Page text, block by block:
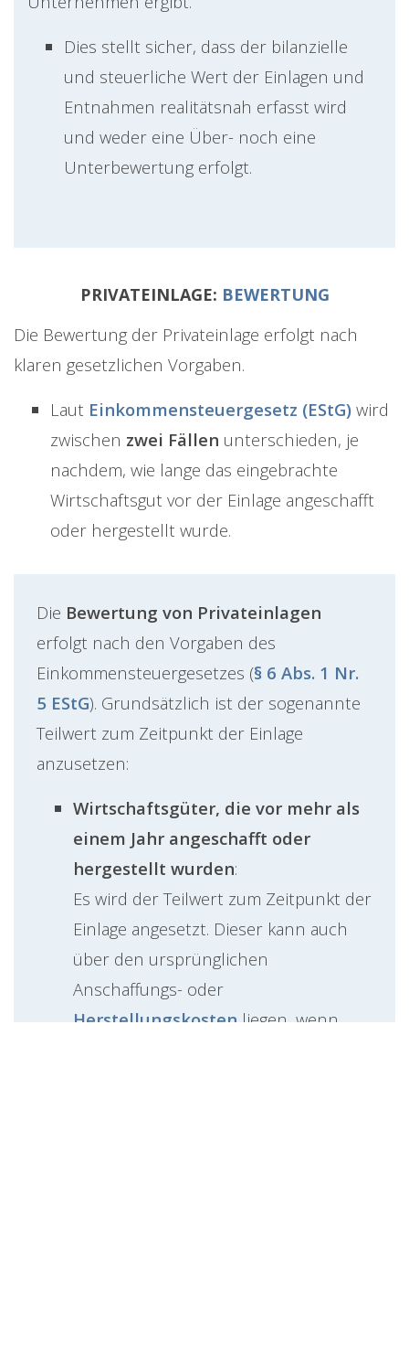
Dies stellt sicher, dass der bilanzielle
und steuerliche Wert der Einlagen und
Entnahmen realitätsnah erfasst wird
und weder eine Über- noch eine
Unterbewertung erfolgt.
PRIVATEINLAGE: BEWERTUNG
Die Bewertung der Privateinlage erfolgt nach
klaren gesetzlichen Vorgaben.
Laut Einkommensteuergesetz (EStG) wird
zwischen zwei Fällen unterschieden, je
nachdem, wie lange das eingebrachte
Wirtschaftsgut vor der Einlage angeschafft
oder hergestellt wurde.
Die Bewertung von Privateinlagen
erfolgt nach den Vorgaben des
Einkommensteuergesetzes (§ 6 Abs. 1 Nr.
5 EStG). Grundsätzlich ist der sogenannte
Teilwert zum Zeitpunkt der Einlage
anzusetzen:
Wirtschaftsgüter, die vor mehr als
einem Jahr angeschafft oder
hergestellt wurden:
Es wird der Teilwert zum Zeitpunkt der
Einlage angesetzt. Dieser kann auch
über den ursprünglichen
Anschaffungs- oder
Herstellungskosten liegen, wenn